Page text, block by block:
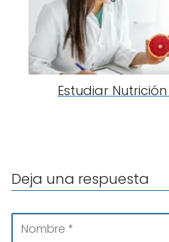
Estudiar
Deja una respuesta